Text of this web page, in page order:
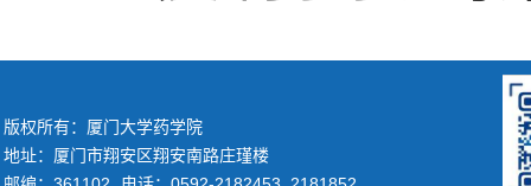
版权所有：厦门大学药学院
地址：厦门市翔安区翔安南路庄瑾楼